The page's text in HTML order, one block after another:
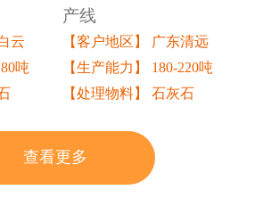
云
吨
产线
【客户地区】 广东清远
【生产能力】 180-220吨
【处理物料】 石灰石
查看更多